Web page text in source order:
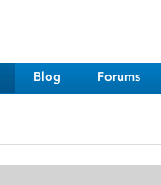
Blog Forums